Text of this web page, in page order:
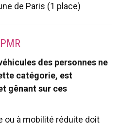
de Paris (1 place)
des personnes ne
catégorie, est
gênant sur ces
ou à mobilité réduite doit